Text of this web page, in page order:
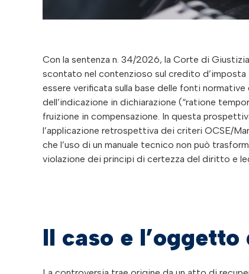
Con la sentenza n. 34/2026, la Corte di
scontato nel contenzioso sul credito d’imposta
essere verificata sulla base delle fonti
dell’indicazione in dichiarazione (“ratione
fruizione in compensazione. In questa
l’applicazione retrospettiva dei criteri OCSE/
che l’uso di un manuale tecnico non può
violazione dei principi di certezza del diritto e
Il caso e